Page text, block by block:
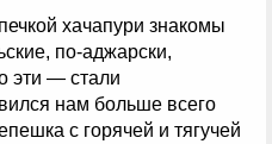
хачапури знакомы
по-аджарски,
эти — стали
нам больше всего
с горячей и тягучей